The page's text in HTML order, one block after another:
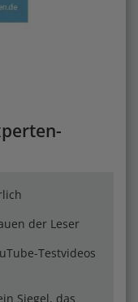
der Leser
Testvideos
Siegel, das